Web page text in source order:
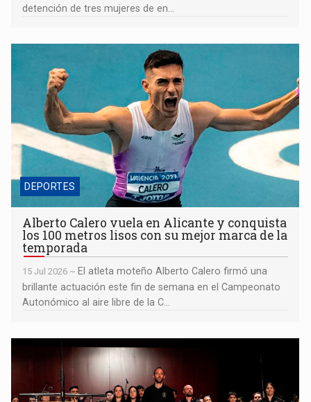
detención de tres mujeres de en...
Alberto Calero vuela en Alicante y conquista los 100 metros
lisos con su mejor marca de la temporada
DEPORTES
Alberto Calero vuela en Alicante y conquista
los 100 metros lisos con su mejor marca de la
temporada
15 Jul 2026 ~ El atleta moteño Alberto Calero firmó una
brillante actuación este fin de semana en el Campeonato
Autonómico al aire libre de la C...
El Certamen "Villa Cervantina" vuelve a situar a Mota del Cuervo
como referente de la música bandística